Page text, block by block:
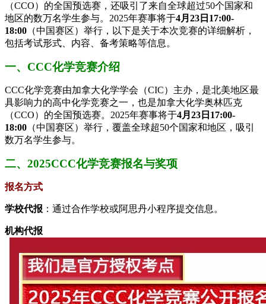
（CCO）的全国预选赛，还吸引了来自全球超过50个国家和
地区的数万名学生参与。2025年赛事将于4月23日17:00-
18:00 （中国赛区）举行，以下是关于本次竞赛的详细解析，
包括考试形式、内容、备考策略等信息。
一、CCC化学竞赛介绍
CCC化学竞赛由加拿大化学学会（CIC）主办，是北美地区最
具影响力的高中化学竞赛之一，也是加拿大化学奥林匹克
（CCO）的全国预选赛。2025年赛事将于4月23日17:00-
18:00 （中国赛区）举行，覆盖全球超50个国家和地区，吸引
数万名学生参与。
二、2025CCC化学竞赛报名与奖项
报名方式
学校代报 ：通过合作学校或阿思丹小程序提交信息。
机构代报